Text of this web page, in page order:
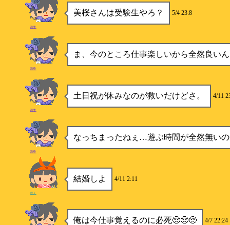
美桜さんは受験生やろ？ 5/4 23:8
四季
ま、今のところ仕事楽しいから全然良い
四季
土日祝が休みなのが救いだけどさ。 4/11
四季
なっちまったねぇ…遊ぶ時間が全然無い
四季
結婚しよ 4/11 2:11
暇人
俺は今仕事覚えるのに必死🥺🥺🥺 4/7 22:24